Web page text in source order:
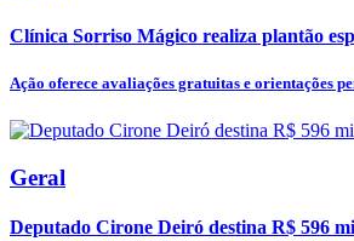
Clínica Sorriso Mágico realiza plantão
Ação oferece avaliações gratuitas e orientações
Geral
Deputado Cirone Deiró destina R$ 596